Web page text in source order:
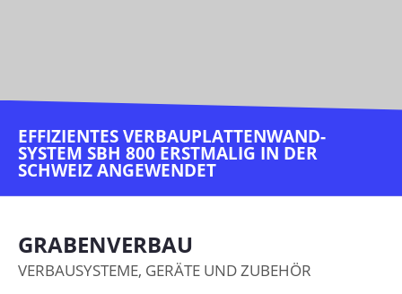
emost Batteriespeicher
Grabenverbau
Anbaugeräte
Gebrauchtmaschinen
EFFIZIENTES VERBAUPLATTENWAND-
SYSTEM SBH 800 ERSTMALIG IN DER
SCHWEIZ ANGEWENDET
GRABENVERBAU
VERBAUSYSTEME, GERÄTE UND ZUBEHÖR